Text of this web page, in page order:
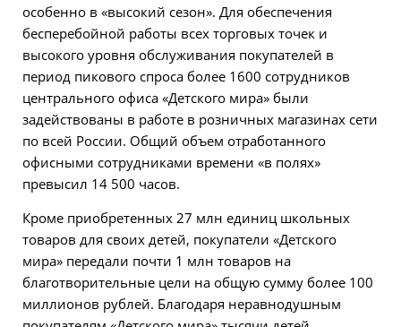
особенно в «высокий сезон». Для обеспечения
бесперебойной работы всех торговых точек и
высокого уровня обслуживания покупателей в
период пикового спроса более 1600 сотрудников
центрального офиса «Детского мира» были
задействованы в работе в розничных магазинах сети
по всей России. Общий объем отработанного
офисными сотрудниками времени «в полях»
превысил 14 500 часов.
Кроме приобретенных 27 млн единиц школьных
товаров для своих детей, покупатели «Детского
мира» передали почти 1 млн товаров на
благотворительные цели на общую сумму более 100
миллионов рублей. Благодаря неравнодушным